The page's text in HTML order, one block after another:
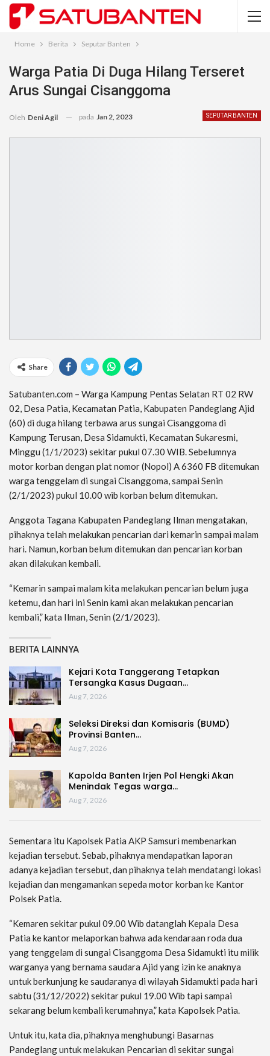
Home Berita Seputar Banten
Warga Patia Di Duga Hilang Terseret
Arus Sungai Cisanggoma
SEPUTAR BANTEN
Oleh Deni Agil pada Jan 2, 2023
Share
Satubanten.com – Warga Kampung Pentas Selatan RT 02 RW
02, Desa Patia, Kecamatan Patia, Kabupaten Pandeglang Ajid
(60) di duga hilang terbawa arus sungai Cisanggoma di
Kampung Terusan, Desa Sidamukti, Kecamatan Sukaresmi,
Minggu (1/1/2023) sekitar pukul 07.30 WIB. Sebelumnya
motor korban dengan plat nomor (Nopol) A 6360 FB ditemukan
warga tenggelam di sungai Cisanggoma, sampai Senin
(2/1/2023) pukul 10.00 wib korban belum ditemukan.
Anggota Tagana Kabupaten Pandeglang Ilman mengatakan,
pihaknya telah melakukan pencarian dari kemarin sampai malam
hari. Namun, korban belum ditemukan dan pencarian korban
akan dilakukan kembali.
“Kemarin sampai malam kita melakukan pencarian belum juga
ketemu, dan hari ini Senin kami akan melakukan pencarian
kembali,” kata Ilman, Senin (2/1/2023).
BERITA LAINNYA
Kejari Kota Tanggerang Tetapkan
Tersangka Kasus Dugaan…
Aug 7, 2026
Seleksi Direksi dan Komisaris (BUMD)
Provinsi Banten…
Aug 7, 2026
Kapolda Banten Irjen Pol Hengki Akan
Menindak Tegas warga…
Aug 7, 2026
Sementara itu Kapolsek Patia AKP Samsuri membenarkan
kejadian tersebut. Sebab, pihaknya mendapatkan laporan
adanya kejadian tersebut, dan pihaknya telah mendatangi lokasi
kejadian dan mengamankan sepeda motor korban ke Kantor
Polsek Patia.
“Kemaren sekitar pukul 09.00 Wib datanglah Kepala Desa
Patia ke kantor melaporkan bahwa ada kendaraan roda dua
yang tenggelam di sungai Cisanggoma Desa Sidamukti itu milik
warganya yang bernama saudara Ajid yang izin ke anaknya
untuk berkunjung ke saudaranya di wilayah Sidamukti pada hari
sabtu (31/12/2022) sekitar pukul 19.00 Wib tapi sampai
sekarang belum kembali kerumahnya,” kata Kapolsek Patia.
Untuk itu, kata dia, pihaknya menghubungi Basarnas
Pandeglang untuk melakukan Pencarian di sekitar sungai